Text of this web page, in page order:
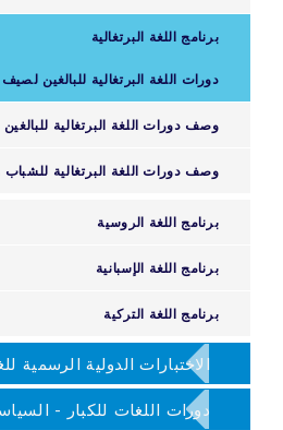
برنامج اللغة البرتغالية
دورات اللغة البرتغالية للبالغين لصيف 2026
وصف دورات اللغة البرتغالية للبالغين
وصف دورات اللغة البرتغالية للشباب
برنامج اللغة الروسية
برنامج اللغة الإسبانية
برنامج اللغة التركية
الاختبارات الدولية الرسمية
دورات اللغات للكبار -